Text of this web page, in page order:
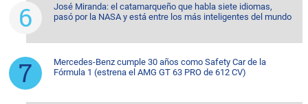
José Miranda: el catamarqueño que habla siete idiomas,
pasó por la NASA y está entre los más inteligentes del mundo
Mercedes-Benz cumple 30 años como Safety Car de la
Fórmula 1 (estrena el AMG GT 63 PRO de 612 CV)